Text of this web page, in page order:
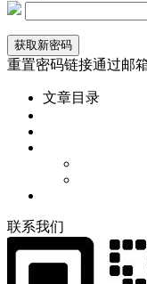
重置密码链接通过邮
文章目录
联系我们